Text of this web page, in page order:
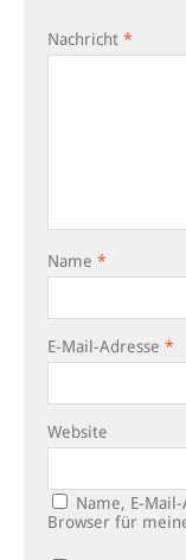
Nachricht *
Name *
E-Mail-Adresse *
Website
Name, E-
Browser für